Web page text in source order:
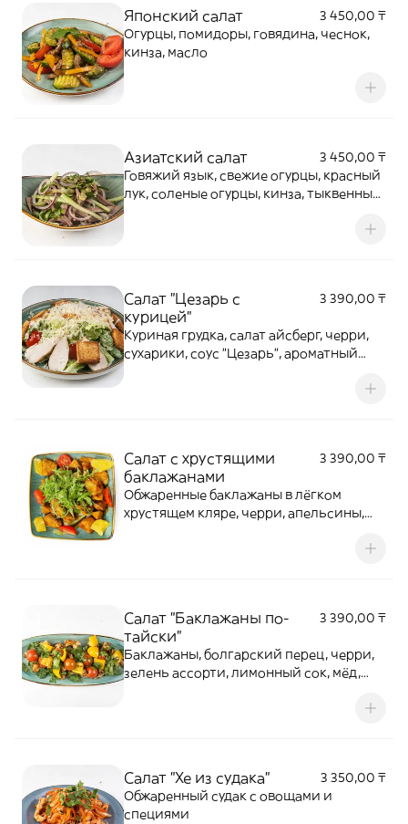
Японский салат
3 450,00 ₸
Огурцы, помидоры, говядина, чеснок,
кинза, масло
Азиатский салат
3 450,00 ₸
Говяжий язык, свежие огурцы, красный
лук, соленые огурцы, кинза, тыквенные
Салат "Цезарь с
курицей"
3 390,00 ₸
Куриная грудка, салат айсберг, черри,
сухарики, соус "Цезарь", ароматный
Салат с хрустящими
баклажанами
3 390,00 ₸
Обжаренные баклажаны в лёгком
хрустящем кляре, черри, апельсины,
салатов!
Салат "Баклажаны по-
тайски"
3 390,00 ₸
Баклажаны, болгарский перец, черри,
зелень ассорти, лимонный сок, мёд,
Салат "Хе из судака"
3 350,00 ₸
Обжаренный судак с овощами и
специями